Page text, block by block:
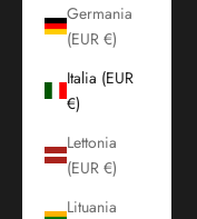
Germania
(EUR €)
Italia (EUR
€)
Lettonia
(EUR €)
Lituania